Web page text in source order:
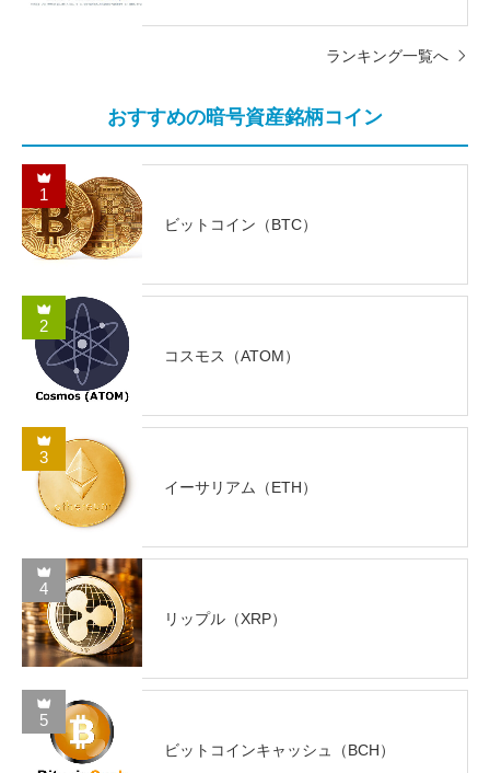
ランキング一覧へ
おすすめの暗号資産銘柄コイン
1
ビットコイン（BTC）
2
コスモス（ATOM）
3
イーサリアム（ETH）
4
リップル（XRP）
5
ビットコインキャッシュ（BCH）